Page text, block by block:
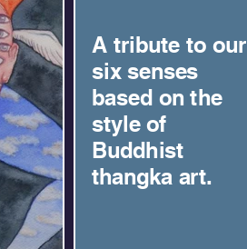
A tribute to our
six senses
based on the
style of
Buddhist
thangka art.